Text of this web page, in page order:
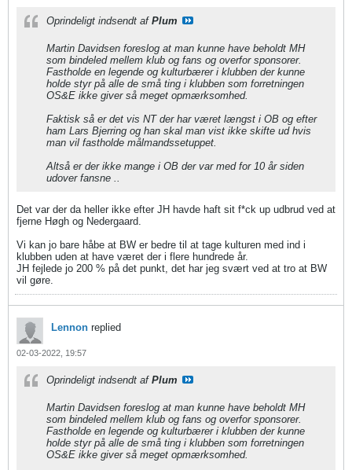
Oprindeligt indsendt af Plum
Martin Davidsen foreslog at man kunne have beholdt MH
som bindeled mellem klub og fans og overfor sponsorer.
Fastholde en legende og kulturbærer i klubben der kunne
holde styr på alle de små ting i klubben som forretningen
OS&E ikke giver så meget opmærksomhed.
Faktisk så er det vis NT der har været længst i OB og efter
ham Lars Bjerring og han skal man vist ikke skifte ud hvis
man vil fastholde målmandssetuppet.
Altså er der ikke mange i OB der var med for 10 år siden
udover fansne ..
Det var der da heller ikke efter JH havde haft sit f*ck up udbrud ved at
fjerne Høgh og Nedergaard.
Vi kan jo bare håbe at BW er bedre til at tage kulturen med ind i
klubben uden at have været der i flere hundrede år.
JH fejlede jo 200 % på det punkt, det har jeg svært ved at tro at BW
vil gøre.
Lennon replied
02-03-2022, 19:57
Oprindeligt indsendt af Plum
Martin Davidsen foreslog at man kunne have beholdt MH
som bindeled mellem klub og fans og overfor sponsorer.
Fastholde en legende og kulturbærer i klubben der kunne
holde styr på alle de små ting i klubben som forretningen
OS&E ikke giver så meget opmærksomhed.